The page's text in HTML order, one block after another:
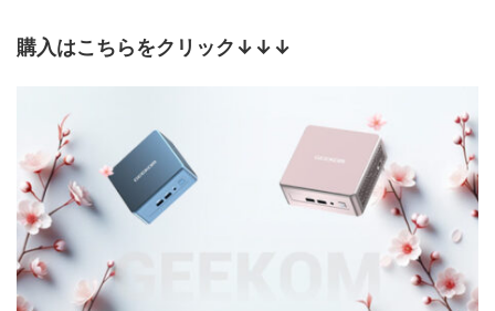
購入はこちらをクリック↓↓↓